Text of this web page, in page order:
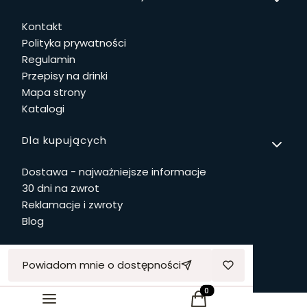
Kontakt
Polityka prywatności
Regulamin
Przepisy na drinki
Mapa strony
Katalogi
Dla kupujących
Dostawa - najważniejsze informacje
30 dni na zwrot
Reklamacje i zwroty
Blog
© Copyright 2026 Dwie Głowy Sp. z o.o.
Powiadom mnie o dostępności
Produkty w koszyku: 0.